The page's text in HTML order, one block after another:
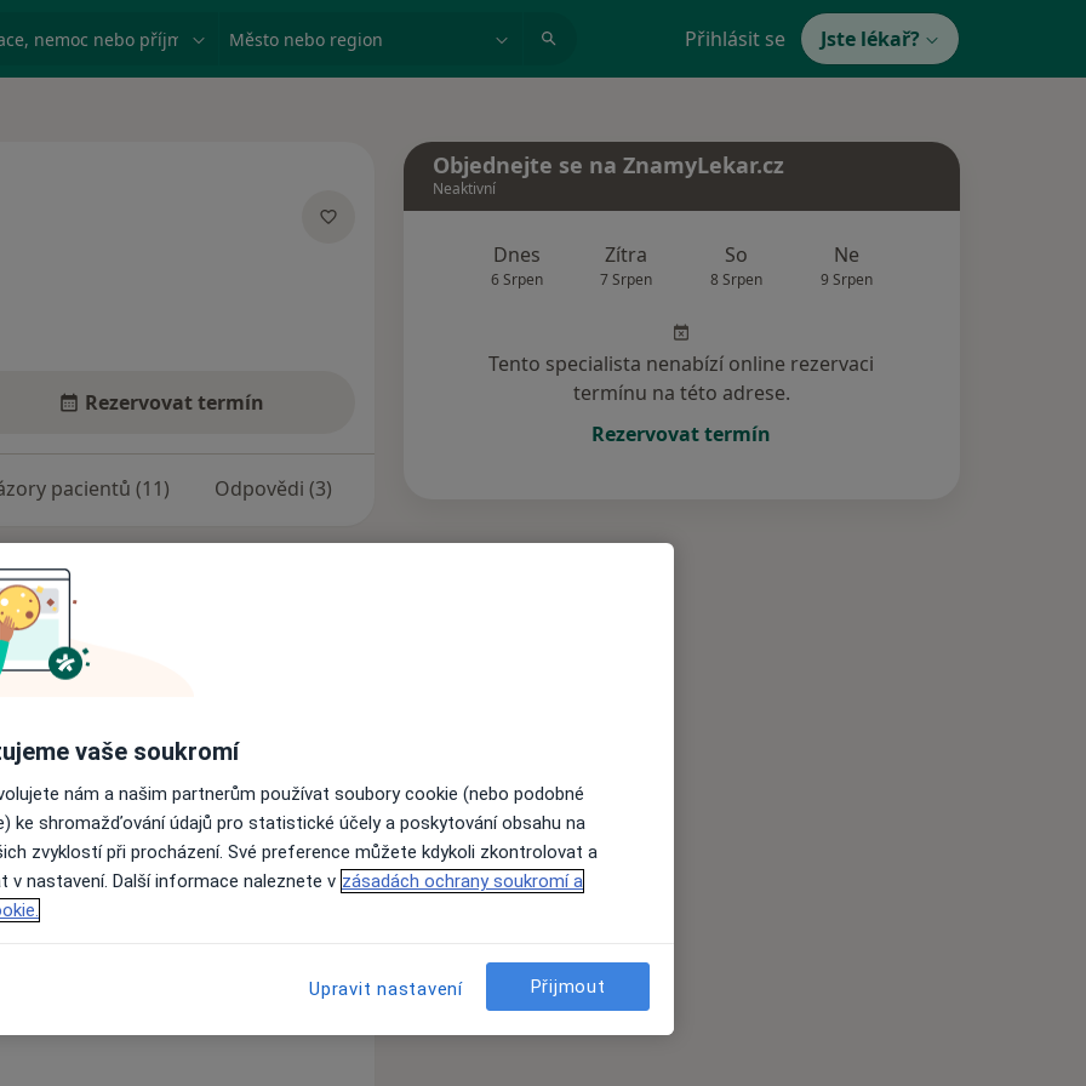
nemoc nebo příjmení Město nebo region Přihlásit se Jste lékař?
Rezervovat termín
pacientů (11) Odpovědi (3)
naší kliniky a najít s Vámi
v Praze ukončil promocí v roce
na Urologické klinice Všeobecné
atestaci prvního stupně a v roce
roku 2002 se účasnil výuky studentů
urologické praxe se zaměřením
Objednejte se na ZnamyLekar.cz
Neaktivní
Dnes
6 Srpen
Zítra
7 Srpen
So
8 Srpen
Ne
9 Srpen
Tento specialista nenabízí online rezervaci
termínu na této adrese.
Rezervovat termín
vaše soukromí
nám a našim partnerům používat soubory cookie (nebo podobné
ke shromažďování údajů pro statistické účely a poskytování obsahu na
zvyklostí při procházení. Své preference můžete kdykoli zkontrolovat a
v nastavení. Další informace naleznete v zásadách ochrany soukromí a
Upravit nastavení Přijmout